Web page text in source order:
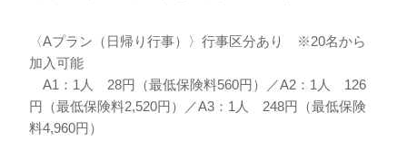
〈Aプラン（日帰り行事）〉行事区分あり ※20名から
加入可能
A1：1人 28円（最低保険料560円）／A2：1人 126
円（最低保険料2,520円）／A3：1人 248円（最低保険
料4,960円）